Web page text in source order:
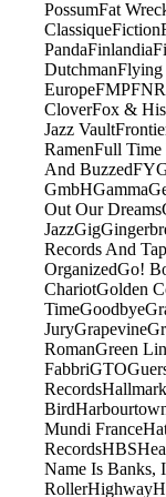
PossumFat
ClassiqueFiction
PandaFinlandia
DutchmanFlying
EuropeFMPFNR
CloverFox &
Jazz Vault
RamenFull
And BuzzedFY
GmbHGamma
Out Our Dreams
JazzGig
Records And
OrganizedGo!
ChariotGolden
TimeGoodbye
JuryGrapevine
RomanGreen
FabbriGTO
RecordsHallmark
Bird
Mundi France
RecordsHBS
Name Is Banks,
RollerHighway